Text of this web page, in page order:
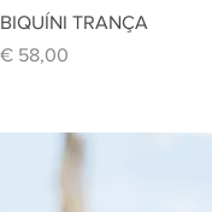
BIQUÍNI TRANÇA
Preço
€ 58,00